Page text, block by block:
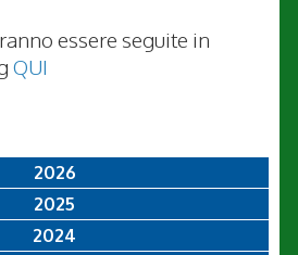
essere seguite in
QUI
2026
2025
2024